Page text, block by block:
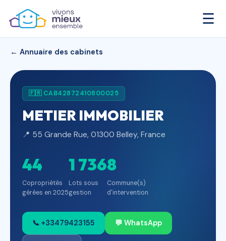
☰
← Annuaire des cabinets
🇫🇷 CAB42872410800025
METIER IMMOBILIER
📍 55 Grande Rue, 01300 Belley, France
44
Copropriétés
gérées en 2025
1 736
Lots sous
gestion
8
Commune(s)
d'intervention
📞 +33479423155 💬 WhatsApp